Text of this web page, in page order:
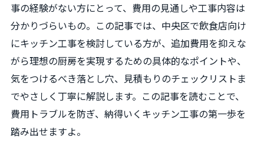
事の経験がない方にとって、費用の見通しや工事内容は
分かりづらいもの。この記事では、中央区で飲食店向け
にキッチン工事を検討している方が、追加費用を抑えな
がら理想の厨房を実現するための具体的なポイントや、
気をつけるべき落とし穴、見積もりのチェックリストま
でやさしく丁寧に解説します。この記事を読むことで、
費用トラブルを防ぎ、納得いくキッチン工事の第一歩を
踏み出せますよ。